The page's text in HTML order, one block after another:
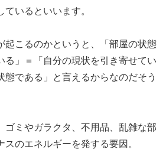
いるといいます。
起こるのかというと、「部屋の状態
る」＝「自分の現状を引き寄せてい
態である」と言えるからなのだそう
ゴミやガラクタ、不用品、乱雑な部
スのエネルギーを発する要因。